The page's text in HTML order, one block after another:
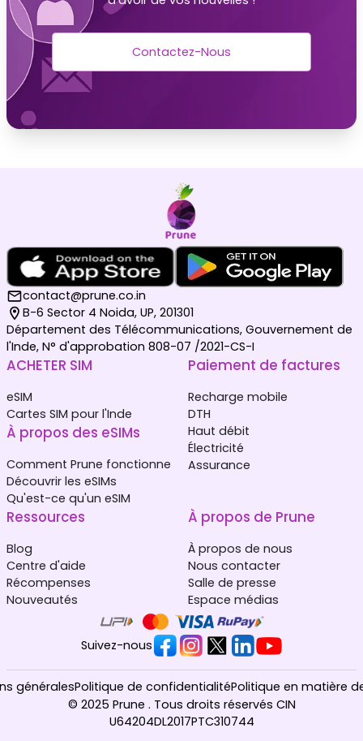
Contactez-Nous
contact@prune.co.in
B-6 Sector 4 Noida, UP, 201301
Département des Télécommunications, Gouvernement de
l'Inde, N° d'approbation 808-07 /2021-CS-I
ACHETER SIM
eSIM
Cartes SIM pour l'Inde
À propos des eSIMs
Comment Prune fonctionne
Découvrir les eSIMs
Qu'est-ce qu'un eSIM
Paiement de factures
Recharge mobile
DTH
Haut débit
Électricité
Assurance
Ressources
Blog
Centre d'aide
Récompenses
Nouveautés
À propos de Prune
À propos de nous
Nous contacter
Salle de presse
Espace médias
Suivez-nous
© 2025 Prune . Tous droits réservés CIN
U64204DL2017PTC310744
généralesPolitique de confidentialitéPolitique en matière